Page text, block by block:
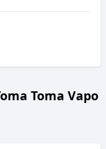
Toma Vapo